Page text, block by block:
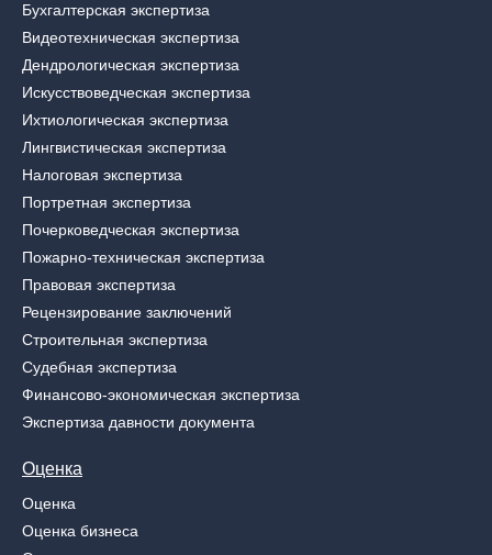
Бухгалтерская экспертиза
Видеотехническая экспертиза
Дендрологическая экспертиза
Искусствоведческая экспертиза
Ихтиологическая экспертиза
Лингвистическая экспертиза
Налоговая экспертиза
Портретная экспертиза
Почерковедческая экспертиза
Пожарно-техническая экспертиза
Правовая экспертиза
Рецензирование заключений
Строительная экспертиза
Судебная экспертиза
Финансово-экономическая экспертиза
Экспертиза давности документа
Оценка
Оценка
Оценка бизнеса